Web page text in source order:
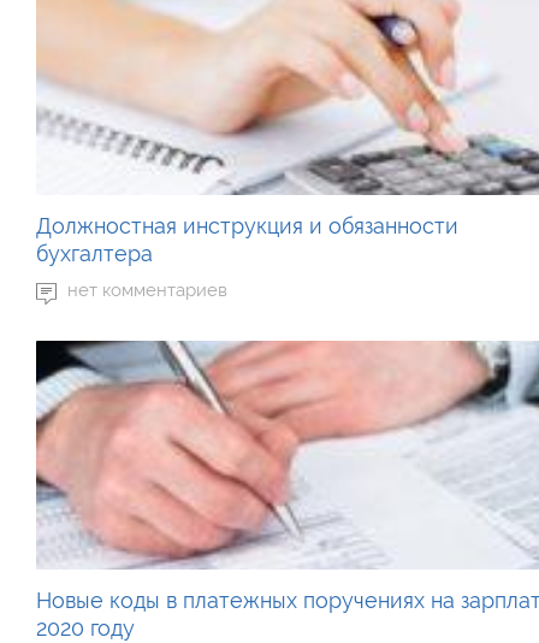
Должностная инструкция и обязанности
бухгалтера
нет комментариев
Новые коды в платежных поручениях на
2020 году